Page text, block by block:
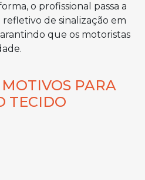
o profissional passa a
de sinalização em
que os motoristas
PARA
TECIDO